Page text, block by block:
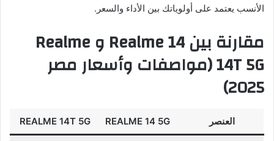
الأنسب يعتمد على أولوياتك بين الأداء والسعر.
مقارنة بين Realme 14 و Realme
14T 5G (مواصفات وأسعار مصر
2025)
العنصر REALME 14 5G
REALME 14T 5G